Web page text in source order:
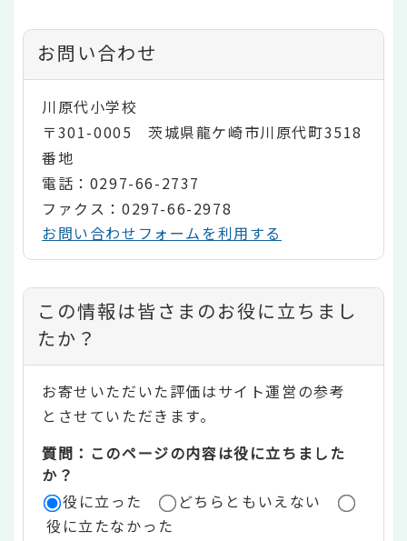
お問い合わせ
川原代小学校
〒301-0005 茨城県龍ケ崎市川原代町3518
番地
電話：0297-66-2737
ファクス：0297-66-2978
お問い合わせフォームを利用する
コ
ン
テ
ン
ツ
評
価
この情報は皆さまのお役に立ちまし
たか？
お寄せいただいた評価はサイト運営の参考
とさせていただきます。
質問：このページの内容は役に立ちました
か？
役に立った
どちらともいえない
役に立たなかった